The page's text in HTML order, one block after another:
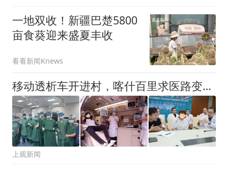
一地双收！新疆巴楚5800
亩食葵迎来盛夏丰收
看看新闻Knews
移动透析车开进村，喀什百里求医路变家门口的诊疗室
上观新闻